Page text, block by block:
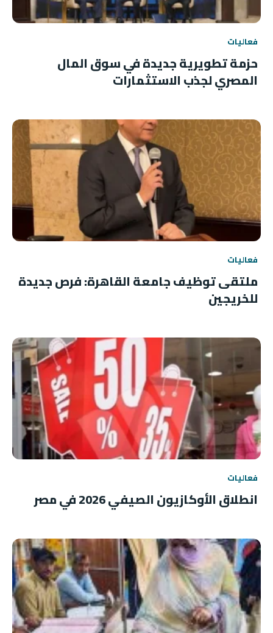
فعاليات
حزمة تطويرية جديدة في سوق المال
المصري لجذب الاستثمارات
فعاليات
ملتقى توظيف جامعة القاهرة: فرص جديدة
للخريجين
فعاليات
انطلاق الأوكازيون الصيفي 2026 في مصر